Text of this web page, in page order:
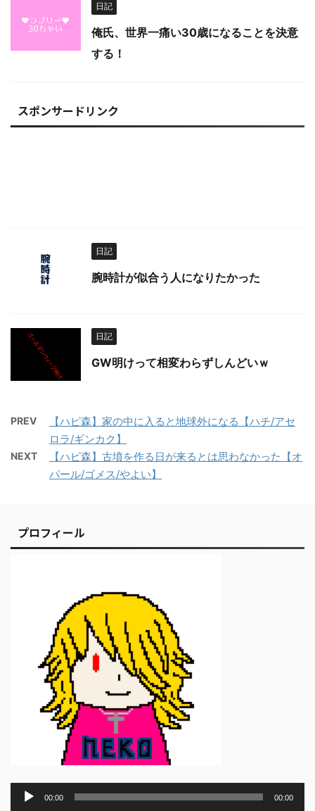
日記
俺氏、世界一痛い30歳になることを決意
する！
スポンサードリンク
日記
腕時計が似合う人になりたかった
日記
GW明けって相変わらずしんどいｗ
PREV
【ハピ森】家の中に入ると地球外になる【ハチ/アセ
ロラ/ギンカク】
NEXT
【ハピ森】古墳を作る日が来るとは思わなかった【オ
パール/ゴメス/やよい】
プロフィール
00:00 00:00